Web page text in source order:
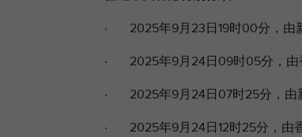
· 2025年9月23日19时00分，由
· 2025年9月24日09时05分，由
· 2025年9月24日07时25分，由
· 2025年9月24日12时25分，由